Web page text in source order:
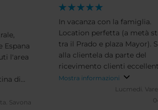
Espana
l'area
di
i
Savona
In vacanza con la famiglia.
Location perfetta (a metà
tra il Prado e plaza Mayor).
alla clientela da parte del
ricevimento clienti
Consiglio di spendere
più ma di scegliere camera
vista. Pulizia e qualità
Mostra informazioni
Lucmedi.